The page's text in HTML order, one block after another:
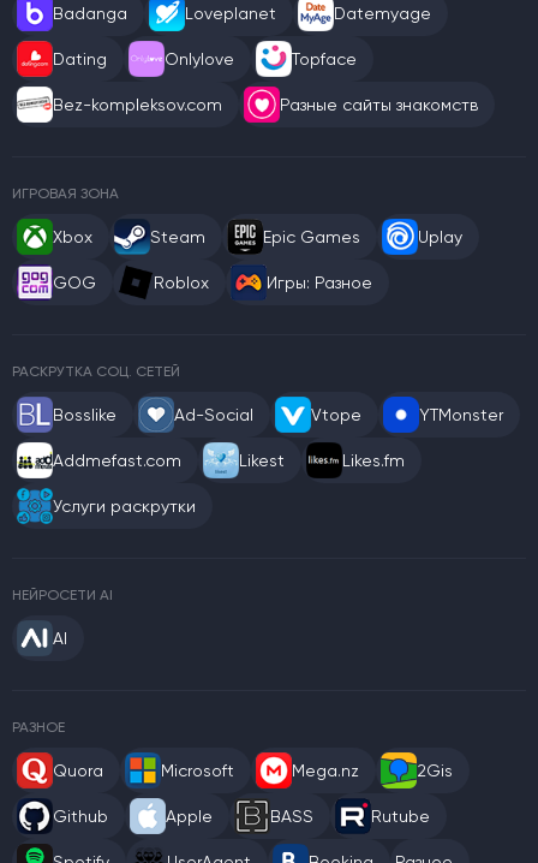
Badanga Loveplanet Datemyage
Dating Onlylove Topface
Bez-kompleksov.com Разные сайты знакомств
ИГРОВАЯ ЗОНА
Xbox Steam Epic Games Uplay
GOG Roblox Игры: Разное
РАСКРУТКА СОЦ. СЕТЕЙ
Bosslike Ad-Social Vtope YTMonster
Addmefast.com Likest Likes.fm
Услуги раскрутки
НЕЙРОСЕТИ AI
AI
РАЗНОЕ
Quora Microsoft Mega.nz 2Gis
Github Apple BASS Rutube